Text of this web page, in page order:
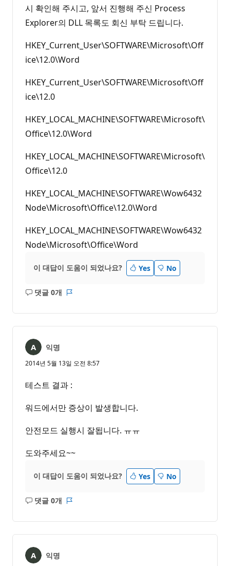
시 확인해 주시고, 앞서 진행해 주신 Process
Explorer의 DLL 목록도 회신 부탁 드립니다.
HKEY_Current_User\SOFTWARE\Microsoft\Off
ice\12.0\Word
HKEY_Current_User\SOFTWARE\Microsoft\Off
ice\12.0
HKEY_LOCAL_MACHINE\SOFTWARE\Microsoft\
Office\12.0\Word
HKEY_LOCAL_MACHINE\SOFTWARE\Microsoft\
Office\12.0
HKEY_LOCAL_MACHINE\SOFTWARE\Wow6432
Node\Microsoft\Office\12.0\Word
HKEY_LOCAL_MACHINE\SOFTWARE\Wow6432
Node\Microsoft\Office\Word
이 대답이 도움이 되었나요? Yes No
댓글 0개
설
음
익명
2014년 5월 13일 오전 8:57
테스트 결과 :
워드에서만 증상이 발생합니다.
안전모드 실행시 잘됩니다. ㅠㅠ
도와주세요~~
이 대답이 도움이 되었나요? Yes No
댓글 0개
설
음
익명